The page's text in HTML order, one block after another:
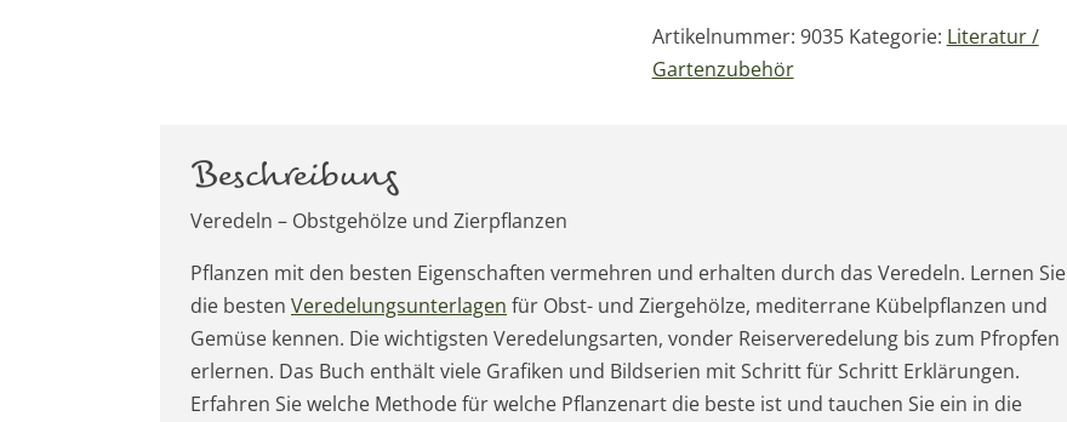
Artikelnummer: 9035 Kategorie: Literatur /
Gartenzubehör
Beschreibung
Veredeln – Obstgehölze und Zierpflanzen
Pflanzen mit den besten Eigenschaften vermehren und erhalten durch das Veredeln. Lernen Sie
die besten Veredelungsunterlagen für Obst- und Ziergehölze, mediterrane Kübelpflanzen und
Gemüse kennen. Die wichtigsten Veredelungsarten, vonder Reiserveredelung bis zum Pfropfen
erlernen. Das Buch enthält viele Grafiken und Bildserien mit Schritt für Schritt Erklärungen.
Erfahren Sie welche Methode für welche Pflanzenart die beste ist und tauchen Sie ein in die